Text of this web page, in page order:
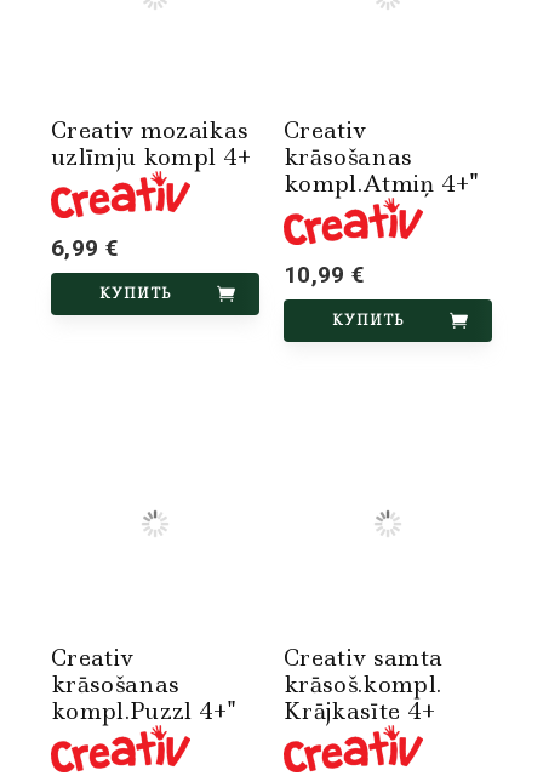
Creativ mozaikas
uzlīmju kompl 4+
6,99 €
КУПИТЬ
Creativ
krāsošanas
kompl.Atmiņ 4+"
10,99 €
КУПИТЬ
Creativ
krāsošanas
kompl.Puzzl 4+"
Creativ samta
krāsoš.kompl.
Krājkasīte 4+